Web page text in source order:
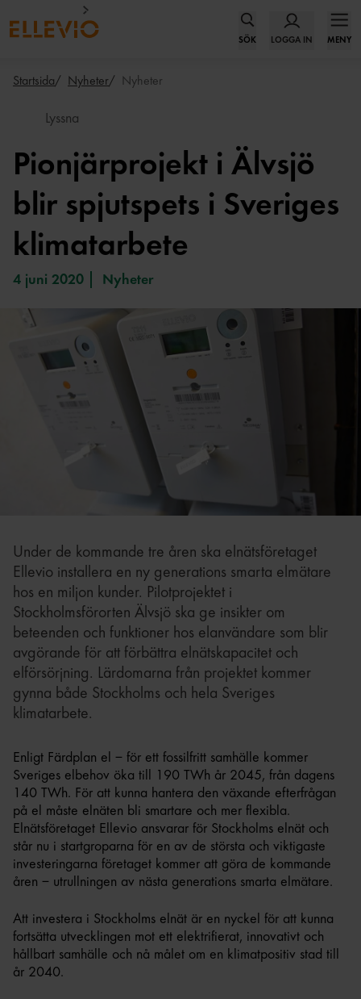
SÖK LOGGA IN MENY
Startsida Nyheter Nyheter
Lyssna
Pionjärprojekt i Älvsjö
blir spjutspets i Sveriges
klimatarbete
4 juni 2020 Nyheter
Under de kommande tre åren ska elnätsföretaget
Ellevio installera en ny generations smarta elmätare
hos en miljon kunder. Pilotprojektet i
Stockholmsförorten Älvsjö ska ge insikter om
beteenden och funktioner hos elanvändare som blir
avgörande för att förbättra elnätskapacitet och
elförsörjning. Lärdomarna från projektet kommer
gynna både Stockholms och hela Sveriges
klimatarbete.
Enligt Färdplan el – för ett fossilfritt samhälle kommer
Sveriges elbehov öka till 190 TWh år 2045, från dagens
140 TWh. För att kunna hantera den växande efterfrågan
på el måste elnäten bli smartare och mer flexibla.
Elnätsföretaget Ellevio ansvarar för Stockholms elnät och
står nu i startgroparna för en av de största och viktigaste
investeringarna företaget kommer att göra de kommande
åren – utrullningen av nästa generations smarta elmätare.
Att investera i Stockholms elnät är en nyckel för att kunna
fortsätta utvecklingen mot ett elektrifierat, innovativt och
hållbart samhälle och nå målet om en klimatpositiv stad till
år 2040.